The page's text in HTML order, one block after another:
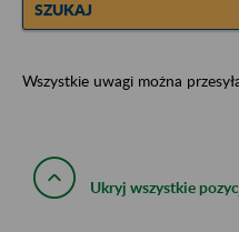
SZUKAJ
Wszystkie uwagi można
Ukryj wszystkie